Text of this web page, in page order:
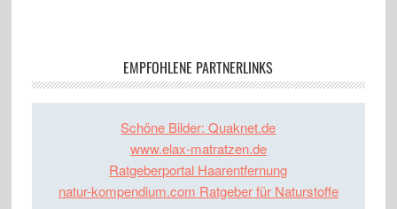
EMPFOHLENE PARTNERLINKS
Schöne Bilder: Quaknet.de
www.elax-matratzen.de
Ratgeberportal Haarentfernung
natur-kompendium.com Ratgeber für Naturstoffe